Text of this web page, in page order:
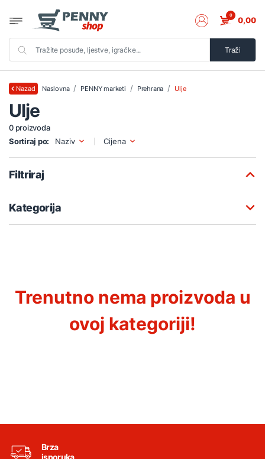
Traži
0 0,00
Nazad Naslovna PENNY marketi Prehrana Ulje
Ulje
0 proizvoda
Sortiraj po:
Naziv Cijena
Filtriraj
Kategorija
Trenutno nema proizvoda u
ovoj kategoriji!
Brza
isporuka